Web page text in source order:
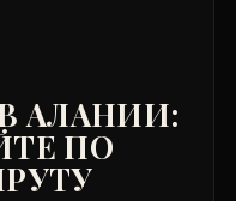
АЛАНИИ:
ПО